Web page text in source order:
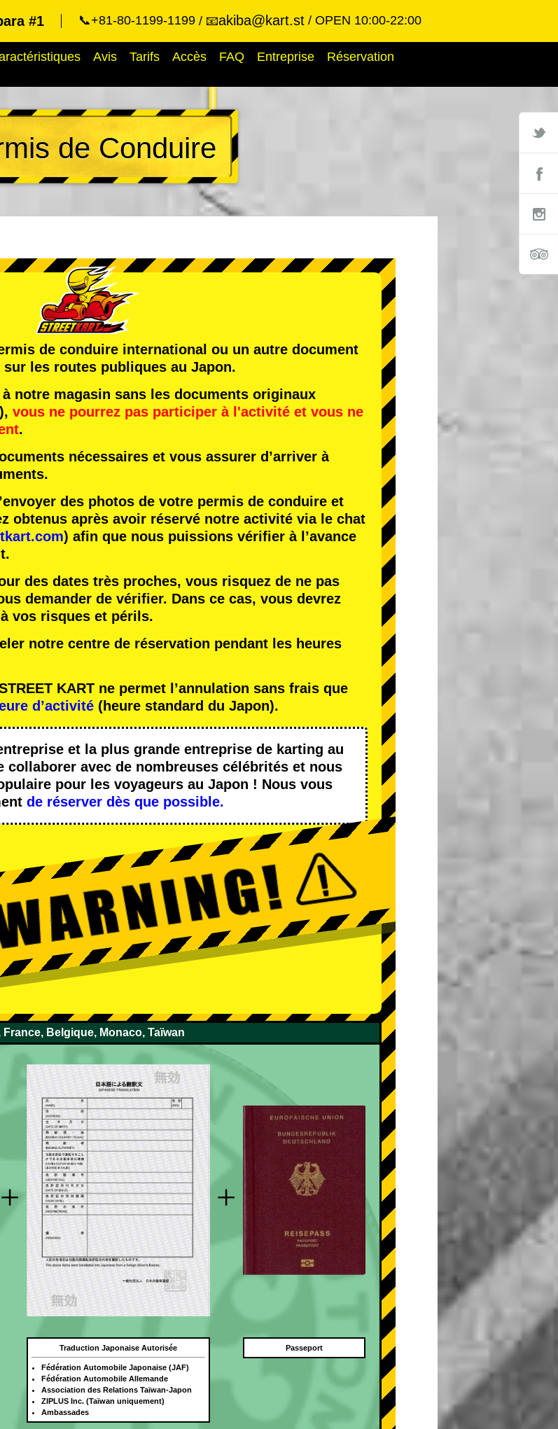
#1 📞+81-80-1199-1199 📧akiba@kart.st OPEN 10:00-22:00
Avis Tarifs Accès FAQ Entreprise
Réservation
de Conduire
de conduire international ou un autre document
les routes publiques au Japon.
magasin sans les documents originaux
vous ne pourrez pas participer à l'activité et vous ne
.
nécessaires et vous assurer d’arriver à
des photos de votre permis de conduire et
obtenus après avoir réservé notre activité via le chat
) afin que nous puissions vérifier à l’avance
des dates très proches, vous risquez de ne pas
demander de vérifier. Dans ce cas, vous devrez
vos risques et périls.
notre centre de réservation pendant les heures
KART ne permet l’annulation sans frais que
d’activité (heure standard du Japon).
et la plus grande entreprise de karting au
collaborer avec de nombreuses célébrités et nous
pour les voyageurs au Japon ! Nous vous
de réserver dès que possible.
Belgique, Monaco, Taïwan
+ +
Traduction Japonaise Autorisée
Fédération Automobile Japonaise (JAF)
Fédération Automobile Allemande
Association des Relations Taïwan-Japon
ZIPLUS Inc. (Taïwan uniquement)
Ambassades
Passeport